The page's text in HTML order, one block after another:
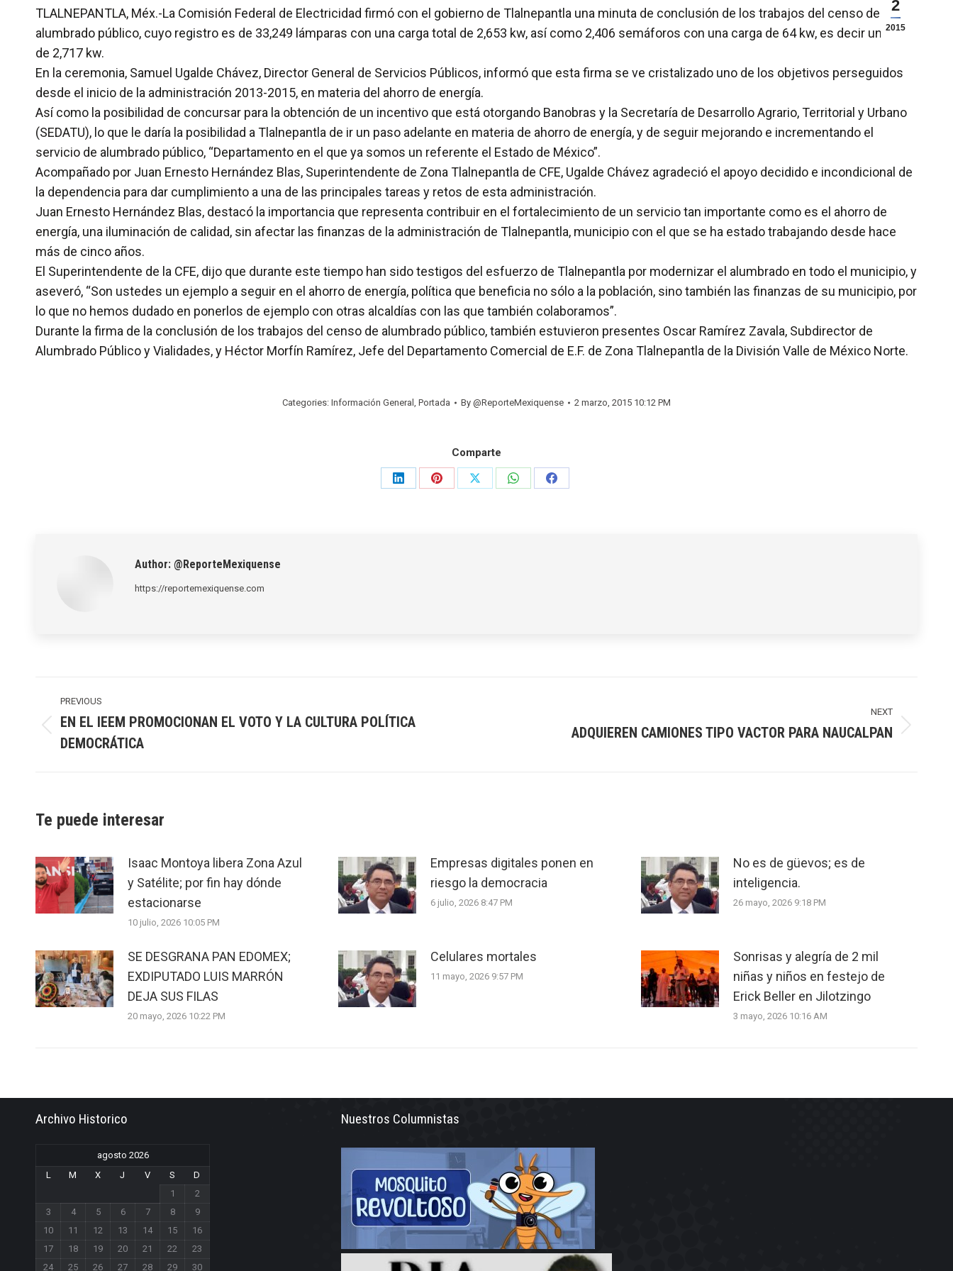
2
2015
TLALNEPANTLA, Méx.-La Comisión Federal de Electricidad firmó con el gobierno de Tlalnepantla una minuta de conclusión de los trabajos del censo de
alumbrado público, cuyo registro es de 33,249 lámparas con una carga total de 2,653 kw, así como 2,406 semáforos con una carga de 64 kw, es decir un total
de 2,717 kw.
En la ceremonia, Samuel Ugalde Chávez, Director General de Servicios Públicos, informó que esta firma se ve cristalizado uno de los objetivos perseguidos
desde el inicio de la administración 2013-2015, en materia del ahorro de energía.
Así como la posibilidad de concursar para la obtención de un incentivo que está otorgando Banobras y la Secretaría de Desarrollo Agrario, Territorial y Urbano
(SEDATU), lo que le daría la posibilidad a Tlalnepantla de ir un paso adelante en materia de ahorro de energía, y de seguir mejorando e incrementando el
servicio de alumbrado público, “Departamento en el que ya somos un referente el Estado de México”.
Acompañado por Juan Ernesto Hernández Blas, Superintendente de Zona Tlalnepantla de CFE, Ugalde Chávez agradeció el apoyo decidido e incondicional de
la dependencia para dar cumplimiento a una de las principales tareas y retos de esta administración.
Juan Ernesto Hernández Blas, destacó la importancia que representa contribuir en el fortalecimiento de un servicio tan importante como es el ahorro de
energía, una iluminación de calidad, sin afectar las finanzas de la administración de Tlalnepantla, municipio con el que se ha estado trabajando desde hace
más de cinco años.
El Superintendente de la CFE, dijo que durante este tiempo han sido testigos del esfuerzo de Tlalnepantla por modernizar el alumbrado en todo el municipio, y
aseveró, “Son ustedes un ejemplo a seguir en el ahorro de energía, política que beneficia no sólo a la población, sino también las finanzas de su municipio, por
lo que no hemos dudado en ponerlos de ejemplo con otras alcaldías con las que también colaboramos”.
Durante la firma de la conclusión de los trabajos del censo de alumbrado público, también estuvieron presentes Oscar Ramírez Zavala, Subdirector de
Alumbrado Público y Vialidades, y Héctor Morfín Ramírez, Jefe del Departamento Comercial de E.F. de Zona Tlalnepantla de la División Valle de México Norte.
Categories: Información General , Portada By @ReporteMexiquense 2 marzo, 2015 10:12 PM
Comparte
Share
Share
Share
Share
Share
Author: @ReporteMexiquense
https://reportemexiquense.com
navigation
PREVIOUS
post:
EN EL IEEM PROMOCIONAN EL VOTO Y LA CULTURA POLÍTICA
DEMOCRÁTICA
NEXT
ADQUIEREN CAMIONES TIPO VACTOR PARA NAUCALPAN
Te puede interesar
Isaac Montoya libera Zona Azul
y Satélite; por fin hay dónde
estacionarse
10 julio, 2026 10:05 PM
Empresas digitales ponen en
riesgo la democracia
6 julio, 2026 8:47 PM
No es de güevos; es de
inteligencia.
26 mayo, 2026 9:18 PM
SE DESGRANA PAN EDOMEX;
EXDIPUTADO LUIS MARRÓN
DEJA SUS FILAS
20 mayo, 2026 10:22 PM
Celulares mortales
11 mayo, 2026 9:57 PM
Sonrisas y alegría de 2 mil
niñas y niños en festejo de
Erick Beller en Jilotzingo
3 mayo, 2026 10:16 AM
Archivo Historico
agosto 2026
L
M X J V S
D
1
2
3
4 5 6 7 8
9
10
11 12 13 14 15
16
17
18 19 20 21 22
23
24
25 26 27 28 29 30
Nuestros Columnistas